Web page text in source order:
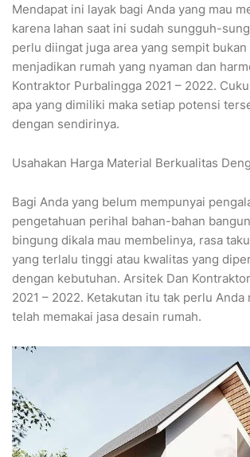
Mendapat ini layak bagi Anda yang mau
karena lahan saat ini sudah sungguh-
perlu diingat juga area yang sempit
menjadikan rumah yang nyaman dan
Kontraktor Purbalingga 2021 – 2022.
apa yang dimiliki maka setiap potensi
dengan sendirinya.
Usahakan Harga Material Berkualitas
Bagi Anda yang belum mempunyai
pengetahuan perihal bahan-bahan
bingung dikala mau membelinya, rasa
yang terlalu tinggi atau kwalitas yang
dengan kebutuhan. Arsitek Dan
2021 – 2022. Ketakutan itu tak perlu Anda
telah memakai jasa desain rumah.